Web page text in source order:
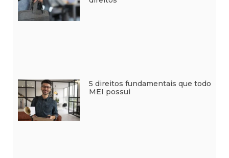
5 direitos fundamentais que todo
MEI possui